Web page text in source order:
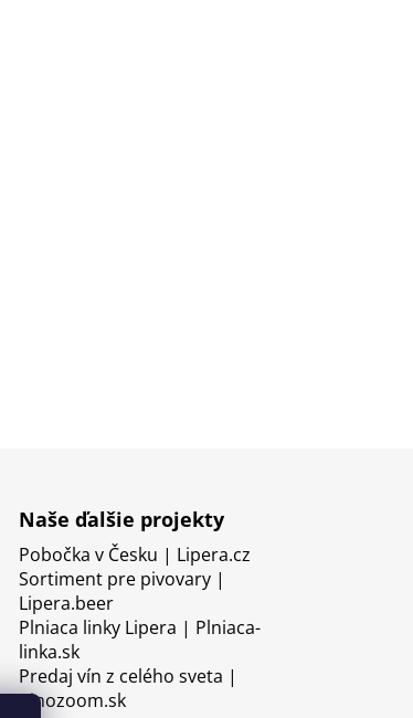
Naše ďalšie projekty
Pobočka v Česku | Lipera.cz
Sortiment pre pivovary |
Lipera.beer
Plniaca linky Lipera | Plniaca-
linka.sk
Predaj vín z celého sveta |
Vinozoom.sk